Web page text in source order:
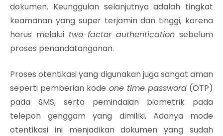
dokumen. Keunggulan selanjutnya adalah tingkat
keamanan yang super terjamin dan tinggi, karena
harus melalui two-factor authentication sebelum
proses penandatanganan.
Proses otentikasi yang digunakan juga sangat aman
seperti pemberian kode one time password(OTP)
pada SMS, serta pemindaian biometrik pada
telepon genggam yang dimiliki. Adanya mode
otentikasi ini menjadikan dokumen yang sudah